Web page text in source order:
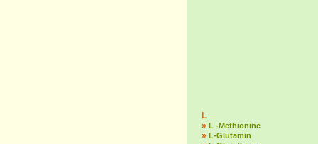
L
» L -Methionine
» L-Glutamin